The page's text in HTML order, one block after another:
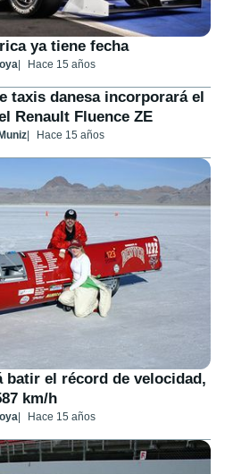
ya tiene fecha
Hace 15 años
taxis danesa incorporará el
Renault Fluence ZE
Hace 15 años
batir el récord de velocidad,
km/h
Hace 15 años